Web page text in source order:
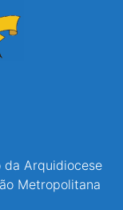
da Arquidiocese
Metropolitana